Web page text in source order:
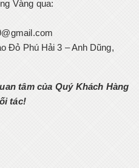
Vàng qua:
Đỏ Phú Hải 3 – Anh Dũng,
tâm của Quý Khách Hàng
tác!